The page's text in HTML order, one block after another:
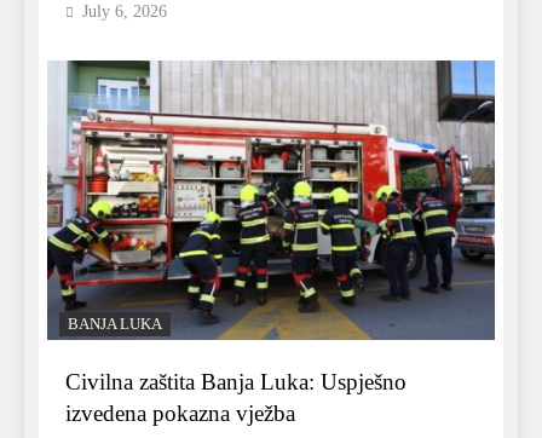
July 6, 2026
BANJA LUKA
Civilna zaštita Banja Luka: Uspješno
izvedena pokazna vježba